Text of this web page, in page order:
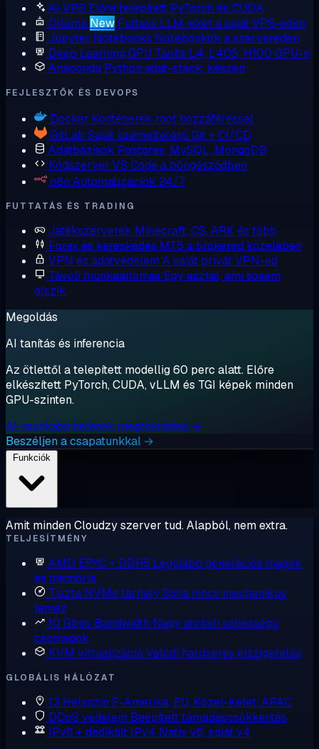
AI VPS Előre telepített PyTorch és CUDA
Ollama New Futtass LLM-eket a saját VPS-eden
Jupyter Notebooks Notebookok a szervereden
Deep Learning GPU Taníts L4, L40S, H100 GPU-n
Anaconda Python adat-stack, készen
FEJLESZTŐK ÉS DEVOPS
Docker Konténerek root hozzáféréssel
GitLab Saját üzemeltetésű Git + CI/CD
Adatbázisok Postgres, MySQL, MongoDB
Kódszerver VS Code a böngésződben
n8n Automatizációk 24/7
FUTTATÁS ÉS TRADING
Játékszerverek Minecraft, CS, ARK és több
Forex és kereskedés MT5 a brókered közelében
VPN és adatvédelem A saját privát VPN-ed
Távoli munkaállomás Egy asztal, ami sosem
alszik
Megoldás
AI tanítás és inferencia
Az ötlettől a telepített modellig 60 perc alatt. Előre
elkészített PyTorch, CUDA, vLLM és TGI képek minden
GPU-szinten.
AI-munkaterhelések megtekintése →
Beszéljen a csapatunkkal →
Amit minden Cloudzy szerver tud. Alapból, nem extra.
TELJESÍTMÉNY
AMD EPYC + DDR5 Legújabb generációs magok
és memória
Tiszta NVMe tárhelySoha nincs mechanikus
lemez
10 Gbps Bandwidth Nagy átviteli sebességű
csomagok
KVM virtualizáció Valódi hardveres elszigetelés
GLOBÁLIS HÁLÓZAT
13 Helyszín É-Amerika, EU, Közel-Kelet, APAC
DDoS védelem Beépített támadáscsökkentés
IPv6 + dedikált IPv4 Natív v6, saját v4